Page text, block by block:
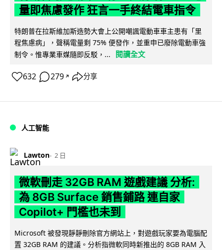
量即焦慮發作 狂言一手終結電車指令
特朗普在拉斯維加斯造勢大會上公開嘲諷電動車車主患有「里
程焦慮病」，聲稱電量剩 75% 便發作，並重申已廢除電動車強
制令。惟專業車媒隨即反駁，...
閱讀全文
632 279 ↗ 分享
人工智能
Lawton 2 日
微軟刪走 32GB RAM 遊戲建議 分析:
為 8GB Surface 銷售鋪路 連自家
Copilot+ 門檻也未到
Microsoft 被發現靜靜刪除官方網站上，對遊戲玩家要為電腦配
置 32GB RAM 的建議。分析指微軟同時新推出的 8GB RAM 入